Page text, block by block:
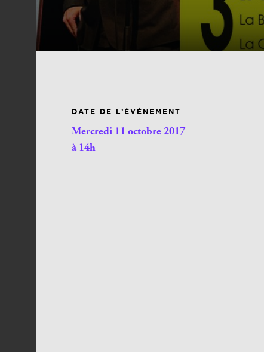
DATE DE L’ÉVÉNEMENT
Mercredi 11 octobre 2017
à 14h